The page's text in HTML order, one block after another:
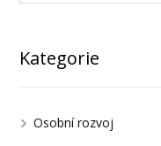
Kategorie
Osobní rozvoj